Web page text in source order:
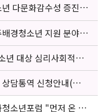
다문화감수성 증진
가감」신청기관 안내
경청소년 지원 분야
화 교육 일정 안내
년 대상 심리사회적응
상 개편 안내
담통역 신청안내(의뢰
소년포럼 "먼저 온 미